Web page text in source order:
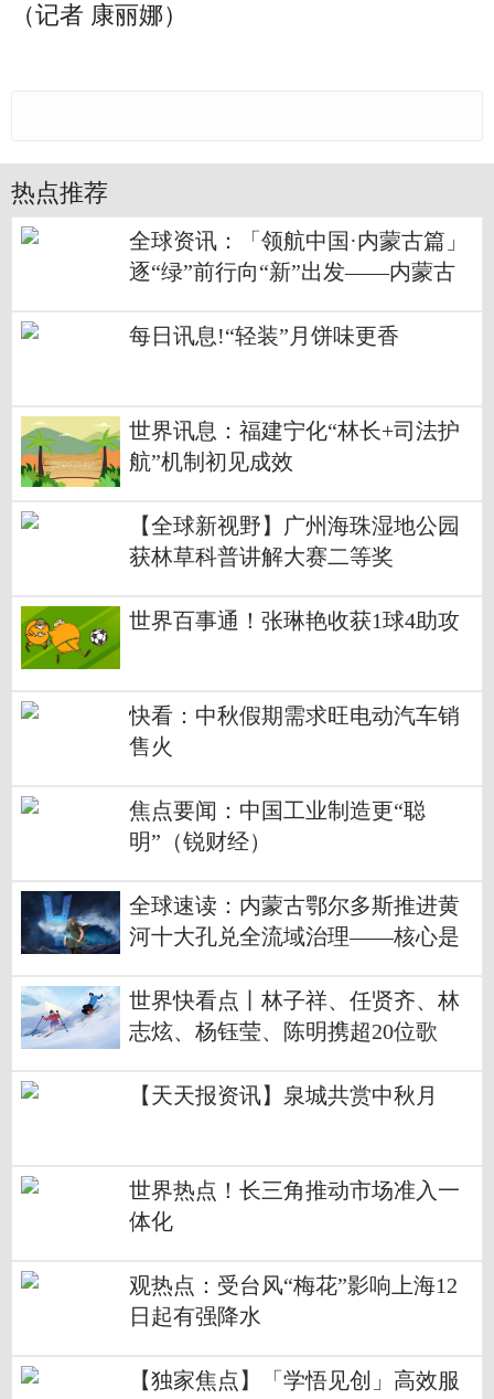
（记者 康丽娜）
热点推荐
全球资讯：「领航中国·内蒙古篇」
逐“绿”前行向“新”出发——内蒙古
步履铿锵
每日讯息!“轻装”月饼味更香
世界讯息：福建宁化“林长+司法护
航”机制初见成效
【全球新视野】广州海珠湿地公园
获林草科普讲解大赛二等奖
世界百事通！张琳艳收获1球4助攻
快看：中秋假期需求旺电动汽车销
售火
焦点要闻：中国工业制造更“聪
明”（锐财经）
全球速读：内蒙古鄂尔多斯推进黄
河十大孔兑全流域治理——核心是
世界快看点丨林子祥、任贤齐、林
志炫、杨钰莹、陈明携超20位歌
【天天报资讯】泉城共赏中秋月
世界热点！长三角推动市场准入一
体化
观热点：受台风“梅花”影响上海12
日起有强降水
【独家焦点】「学悟见创」高效服